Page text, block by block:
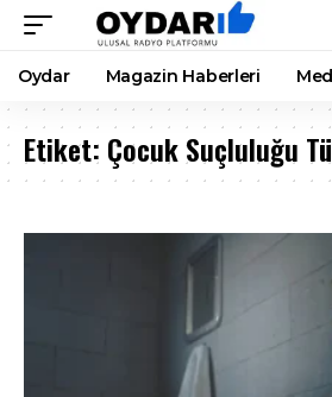
Oydar Magazin Haberleri
Etiket: Çocuk Suçluluğu